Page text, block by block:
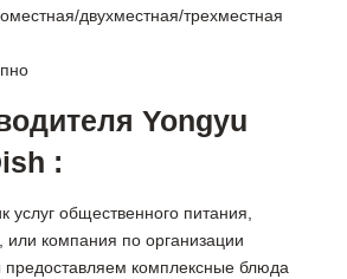
двухместная/трехместная
Yongyu
:
услуг общественного питания,
или компания по организации
комплексные блюда